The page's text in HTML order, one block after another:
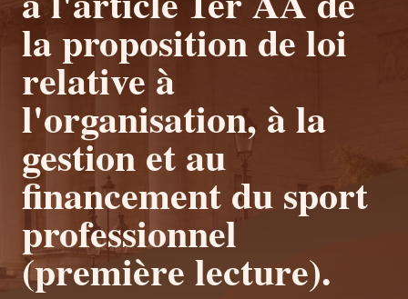
la proposition de loi
relative à
l'organisation, à la
gestion et au
financement du sport
professionnel
(première lecture).